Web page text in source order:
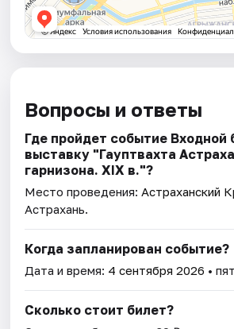
Вопросы и ответы
Где пройдет событие Входной
выставку "Гауптвахта
гарнизона. XIX в."?
Место проведения:Астраханский
Астрахань.
Когда запланирован событие?
Дата и время: 4 сентября 2026 •
Сколько стоит билет?